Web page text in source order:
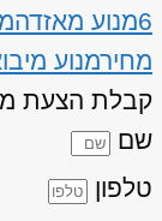
6מנוע מאזדה
מחירמנוע
קבלת הצעת
שם
טלפון